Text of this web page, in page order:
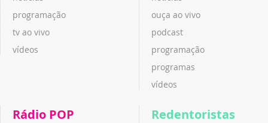
programação
tv ao vivo
vídeos
ouça ao vivo
podcast
programação
programas
vídeos
Rádio POP Redentoristas